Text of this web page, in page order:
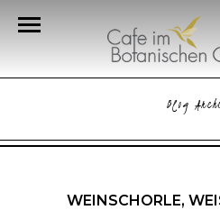
Blog
WEINSCHORLE,